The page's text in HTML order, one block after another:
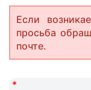
Если
просьба
почте.